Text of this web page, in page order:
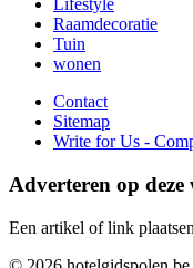
Lifestyle
Raamdecoratie
Tuin
wonen
Contact
Sitemap
Write for Us -
Adverteren op deze
Een artikel of link